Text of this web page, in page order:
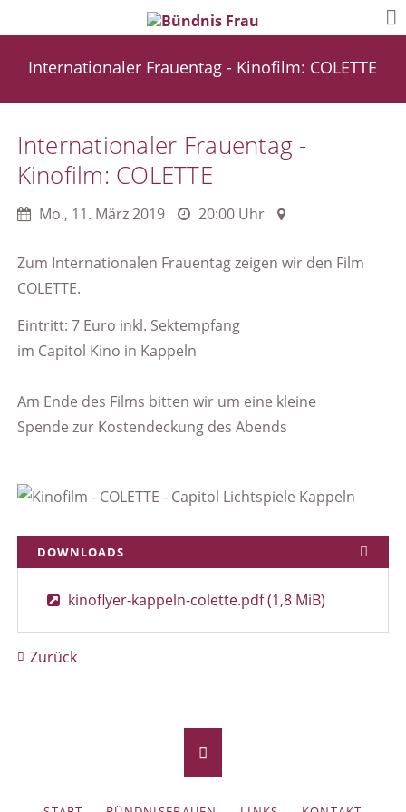
Internationaler Frauentag - Kinofilm: COLETTE
Internationaler Frauentag -
Kinofilm: COLETTE
Mo., 11. März 2019 20:00 Uhr
Zum Internationalen Frauentag zeigen wir den Film
COLETTE.
Eintritt: 7 Euro inkl. Sektempfang
im Capitol Kino in Kappeln
Am Ende des Films bitten wir um eine kleine
Spende zur Kostendeckung des Abends
DOWNLOADS
kinoflyer-kappeln-colette.pdf(1,8 MiB)
Zurück
NAVIGATION